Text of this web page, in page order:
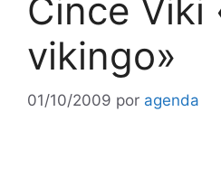
Cince Viki
vikingo»
01/10/2009 por agenda